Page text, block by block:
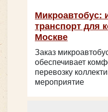
Микроавтобус:
транспорт для
Москве
Заказ
обеспечивает
перевозку
мероприятие